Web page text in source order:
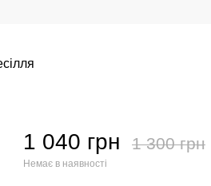
1 040 грн 1 300 грн
Немає в наявності